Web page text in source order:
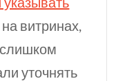
витринах,
уточнять